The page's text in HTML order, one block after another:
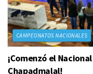
CAMPEONATOS NACIONALES
¡Comenzó el
Chapadmalal!